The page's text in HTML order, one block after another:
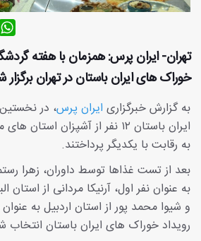
تهران- ایران پرس: همزمان با هفته
خوراک های ایران باستان در تهران برگزار
به گزارش خبرگزاری ایران پرس، در
ایران باستان ۱۲ نفر از آشپزان
به رقابت با یکدیگر پرداختند.
بعد از تست غذاها توسط داوران، زهرا
به عنوان نفر اول، آرنیکا مردانی از استان
و شیوا محمد پور از استان اردبیل به
رویداد خوراک های ایران باستان انتخاب